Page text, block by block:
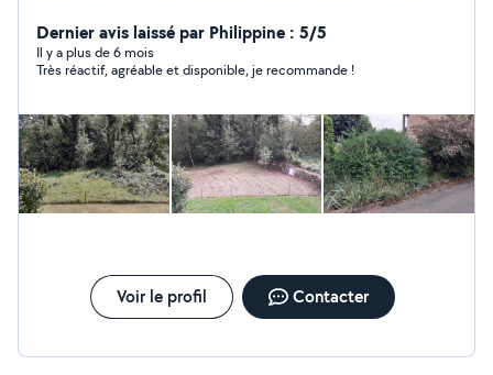
fauchage, débroussaillage, ramassage de feuilles,
entretien de massifs, etc... Je n'ai pas de recours abusif
aux outils mécanisés et privilégie des techniques
cycle végétal. Propose aussi petits travaux de bricolage
et d'entretien / nettoyage Travail minutieux Règlement
en Chèque Emploi Service Universel (CESU) - Déduction
fiscale 50% Anglais & italien parlés
Dernier avis laissé par Philippine : 5/5
Il y a plus de 6 mois
Très réactif, agréable et disponible, je recommande !
Voir le profil Contacter